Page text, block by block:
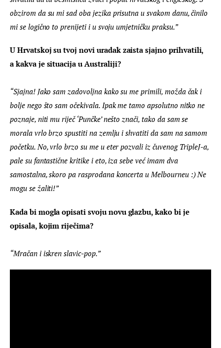
obzirom da su mi sad oba jezika prisutna u svakom danu, činilo
mi se logično to prenijeti i u svoju umjetničku praksu.”
U Hrvatskoj su tvoj novi uradak zaista sjajno prihvatili,
a kakva je situacija u Australiji?
“Sjajna! Jako sam zadovoljna kako su me primili, možda čak i
bolje nego što sam očekivala. Ipak me tamo apsolutno nitko ne
poznaje, niti mu riječ ‘Punčke’ nešto znači, tako da sam se
morala vrlo brzo spustiti na zemlju i shvatiti da sam na samom
početku. No, vrlo brzo su me u eter pozvali iz čuvenog TripleJ-a,
pale su fantastične kritike i eto, iza sebe već imam dva
samostalna, skoro pa rasprodana koncerta u Melbourneu :) Ne
mogu se žaliti!”
Kada bi mogla opisati svoju novu glazbu, kako bi je
opisala, kojim riječima?
“Mračan i iskren slavic-pop.”